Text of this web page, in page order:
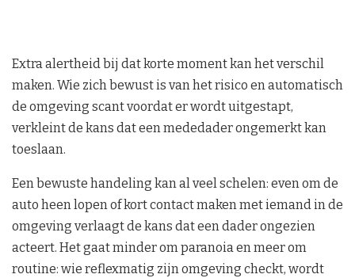
Extra alertheid bij dat korte moment kan het verschil
maken. Wie zich bewust is van het risico en automatisch
de omgeving scant voordat er wordt uitgestapt,
verkleint de kans dat een mededader ongemerkt kan
toeslaan.
Een bewuste handeling kan al veel schelen: even om de
auto heen lopen of kort contact maken met iemand in de
omgeving verlaagt de kans dat een dader ongezien
acteert. Het gaat minder om paranoia en meer om
routine: wie reflexmatig zijn omgeving checkt, wordt